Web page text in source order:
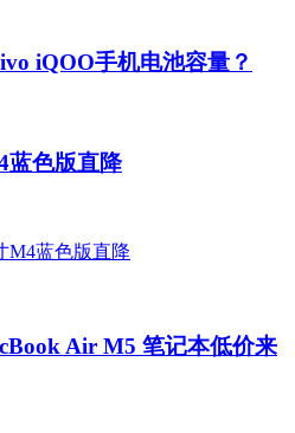
iQOO手机电池容量？
蓝色版直降
Air M5 笔记本低价来